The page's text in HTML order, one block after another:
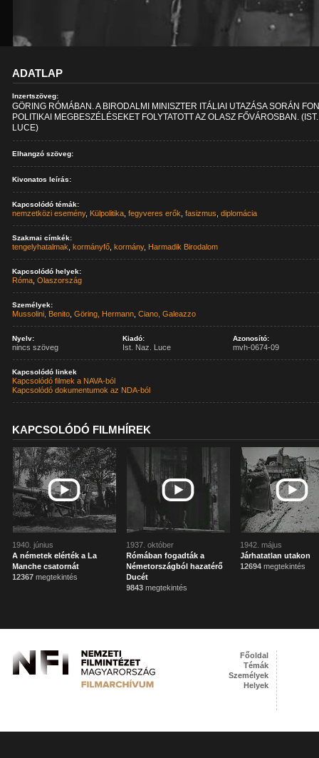
ADATLAP
Inzertszöveg:
GÖRING RÓMÁBAN. A BIRODALMI MINISZTER ITÁLIAI UTAZÁSA SORÁN
POLITIKAI MEGBESZÉLÉSEKET FOLYTATOTT AZ OLASZ FŐVÁROSBAN.
LUCE)
Elhangzó szöveg:
Kivonatos leírás:
Kapcsolódó témák:
nemzetközi esemény, Külpolitika ,fegyveres erők ,fasizmus ,diplomácia
Szakmai címkék:
tengelyhatalmak ,kormányfő ,kormány, Harmadik Birodalom
Kapcsolódó helyek:
Róma ,Olaszország
Személyek:
Mussolini, Benito ,Göring, Hermann ,Ciano, Galeazzo
Nyelv:
nincs szöveg
Kiadó:
Ist. Naz. Luce
Azonosító:
mvh-0674-09
Kapcsolódó linkek
Kapcsolódó filmek a NAVA-ból
Kapcsolódó dokumentumok az NDA-ból
KAPCSOLÓDÓ FILMHÍREK
1940. június
A németek elérték a La
Manche csatornát
12367 megtekintés
1937. október
Rómában fogadták a
Németországból hazatérő
Ducét
9843 megtekintés
1942. május
Járhatatlan utakon
12694 megtekintés
Főoldal
Témák
Személyek
Helyek